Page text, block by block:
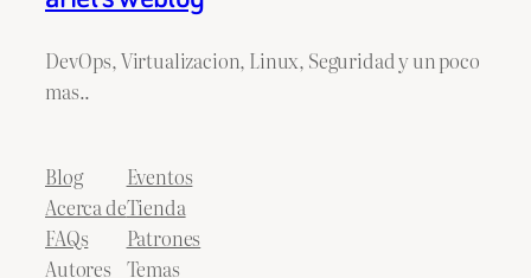
DevOps, Virtualizacion, Linux, Seguridad y un poco
mas..
Blog
Acerca de
FAQs
Autores
Eventos
Tienda
Patrones
Temas